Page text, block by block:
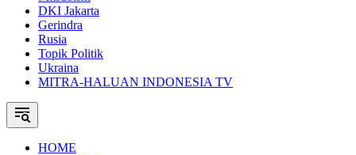
DKI Jakarta
Gerindra
Rusia
Topik Politik
Ukraina
MITRA-HALUAN INDONESIA TV
HOME